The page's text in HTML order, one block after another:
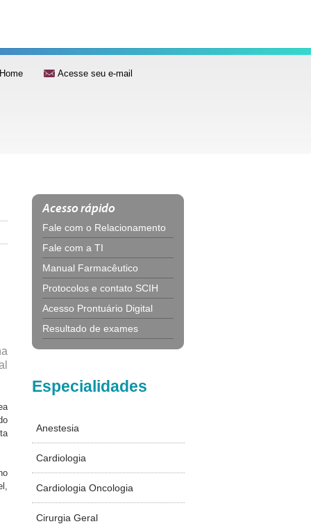
Home Acesse seu e-mail
Acesso rápido
Fale com o Relacionamento
Fale com a TI
Manual Farmacêutico
Protocolos e contato SCIH
Acesso Prontuário Digital
Resultado de exames
Especialidades
Anestesia
Cardiologia
Cardiologia Oncologia
Cirurgia Geral